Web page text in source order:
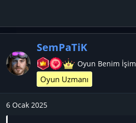
SemPaTiK
Oyun Benim İşim
Oyun Uzmanı
6 Ocak 2025